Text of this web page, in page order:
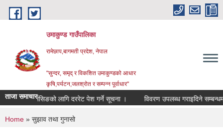
Skip to main content
उमाकुण्ड गाउँपालिका
रामेछाप,बागमती प्रदेश, नेपाल
"सुन्दर, समृद् र विकशित उमाकुण्डको आधार
कृषि,पर्यटन,जलश्रोत र सम्पन्न पूर्वाधार"
ताजा समाचार
सर्भिसिङको लागि दररेट पेश गर्ने सूचना । विवरण उपलब्ध गराइदिने सम्बन्धमा
You are here
Home » सुझाव तथा गुनासो